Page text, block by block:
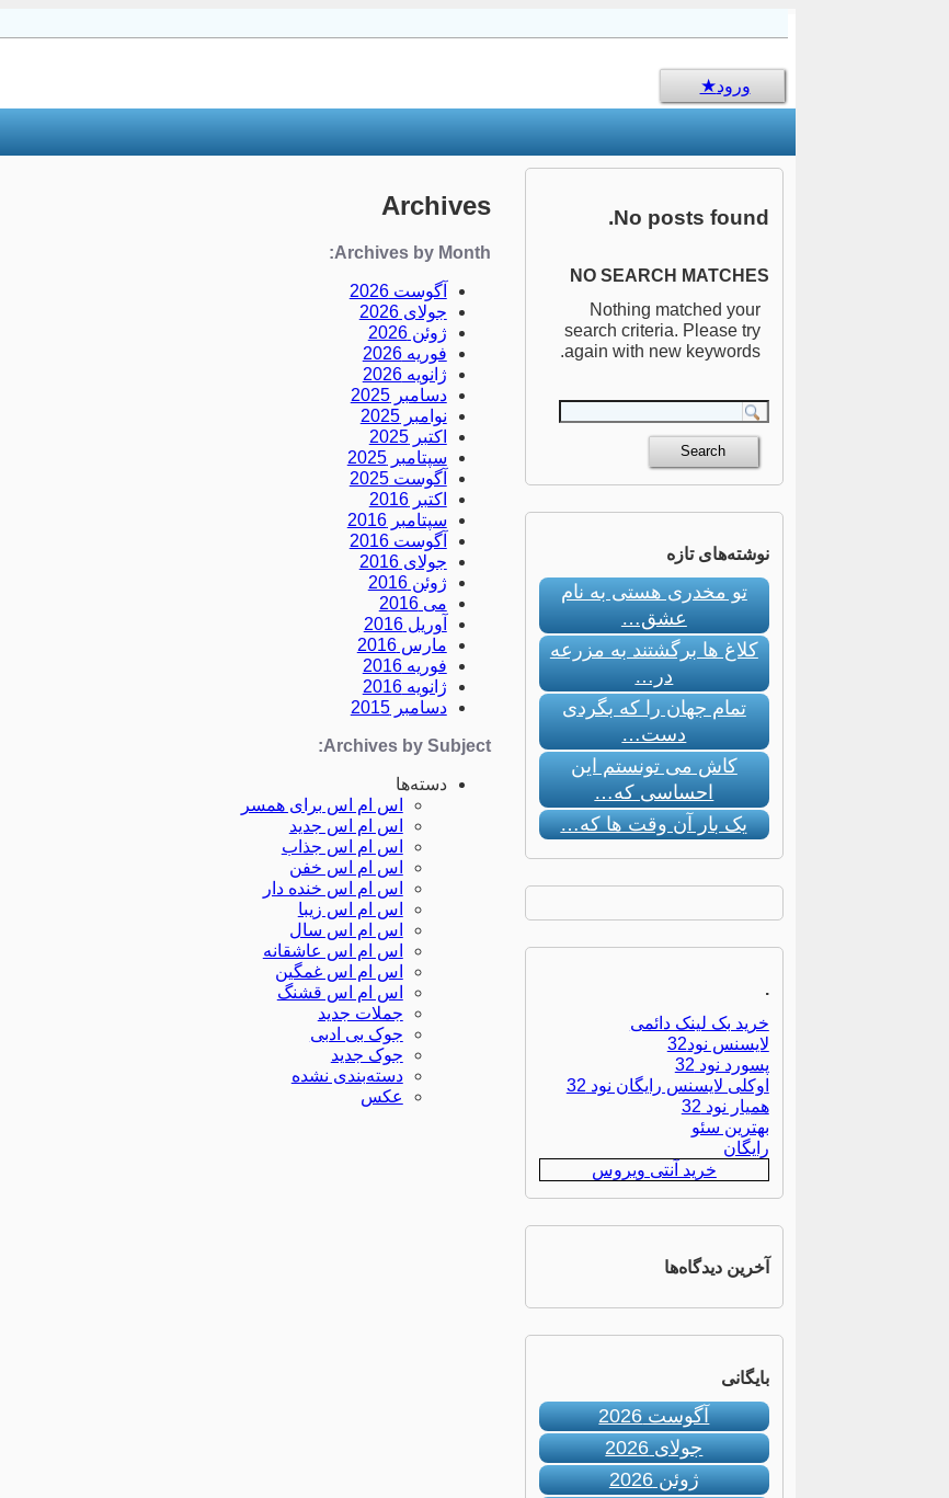
ورود
Archives
Archives by Month:
آگوست 2026
جولای 2026
ژوئن 2026
فوریه 2026
ژانویه 2026
دسامبر 2025
نوامبر 2025
اکتبر 2025
سپتامبر 2025
آگوست 2025
اکتبر 2016
سپتامبر 2016
آگوست 2016
جولای 2016
ژوئن 2016
می 2016
آوریل 2016
مارس 2016
فوریه 2016
ژانویه 2016
دسامبر 2015
Archives by Subject:
دسته‌ها
اس ام اس برای همسر
اس ام اس جدید
اس ام اس جذاب
اس ام اس خفن
اس ام اس خنده دار
اس ام اس زیبا
اس ام اس سال
اس ام اس عاشقانه
اس ام اس غمگین
اس ام اس قشنگ
جملات جدید
جوک بی ادبی
جوک جدید
دسته‌بندی نشده
عکس
No posts found.
NO SEARCH MATCHES
Nothing matched your
search criteria. Please try
again with new keywords.
نوشته‌های تازه
تو مخدری هستی به نام
عشق…
کلاغ ها برگشتند به مزرعه
در…
تمام جهان را که بگردی
دست…
کاش می تونستم این
احساسی که…
یک بار آن وقت ها که…
.
خرید بک لینک دائمی
لایسنس نود32
پسورد نود 32
اوکلی لایسنس رایگان نود 32
همیار نود 32
بهترین سئو
رایگان
خرید آنتی ویروس
آخرین دیدگاه‌ها
بایگانی
آگوست 2026
جولای 2026
ژوئن 2026